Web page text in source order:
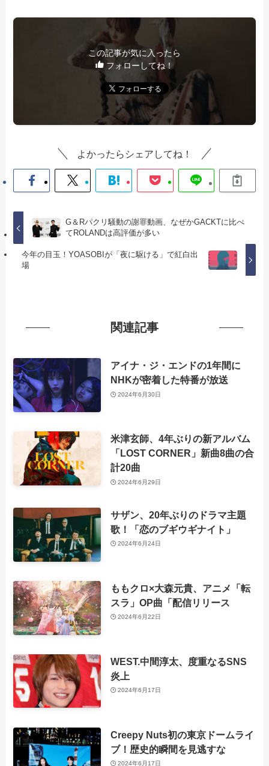
この記事が気に入ったら
フォローしてね！
よかったらシェアしてね！
G＆Rパクリ騒動の謝罪動画、なぜかGACKTに比べ
てROLANDは高評価が多い
今年の目玉！YOASOBIが「夜に駆ける」で紅白出
場
関連記事
アイナ・ジ・エンドの1年間に
NHKが密着した特番が放送
2024年6月30日
米津玄師、4年ぶりの新アルバム
「LOST CORNER」新曲8曲の合
計20曲
2024年6月29日
サザン、20年ぶりのドラマ主題
歌！「恋のブギウギナイト」
2024年6月24日
ももクロ×大森元貴、アニメ「転
スラ」OP曲「配信リリース
2024年6月22日
WEST.中間淳太、度重なるSNS
炎上
2024年6月17日
Creepy Nuts初の東京ドームライ
ブ！歴史的瞬間を見逃すな
2024年6月17日